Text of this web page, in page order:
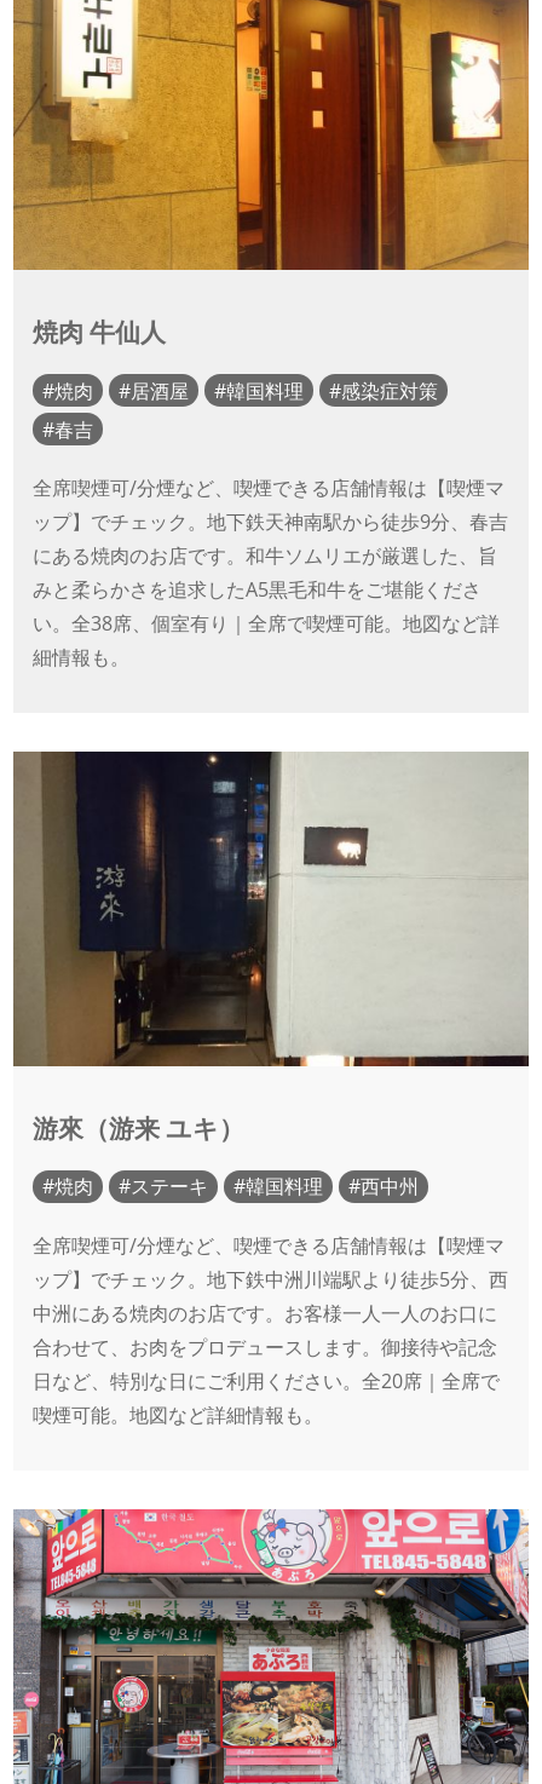
焼肉 牛仙人
焼肉 居酒屋 韓国料理
感染症対策
春吉
全席喫煙可/分煙など、喫煙できる店舗情報は【喫煙マ
ップ】でチェック。地下鉄天神南駅から徒歩9分、春吉
にある焼肉のお店です。和牛ソムリエが厳選した、旨
みと柔らかさを追求したA5黒毛和牛をご堪能くださ
い。全38席、個室有り｜全席で喫煙可能。地図など詳
細情報も。
游來（游来 ユキ）
焼肉 ステーキ 韓国料理 西中州
全席喫煙可/分煙など、喫煙できる店舗情報は【喫煙マ
ップ】でチェック。地下鉄中洲川端駅より徒歩5分、西
中洲にある焼肉のお店です。お客様一人一人のお口に
合わせて、お肉をプロデュースします。御接待や記念
日など、特別な日にご利用ください。全20席｜全席で
喫煙可能。地図など詳細情報も。